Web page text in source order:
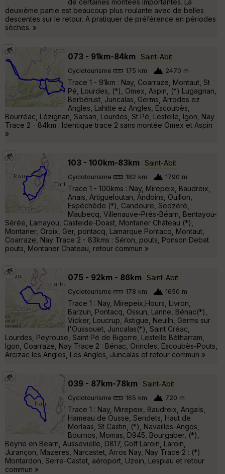
de certaines montées importantes. La
deuxième partie est beaucoup plus roulante avec de belles
descentes sur le retour. A pratiquer de préférence en périodes
sèches. »
073 - 91km-84km Saint-Abit
Cyclotourisme 175 km 2470 m
Trace 1 - 91km : Nay, Coarraze, Montaut, St
Pé, Lourdes, (*), Omex, Aspin, (*) Lugagnan,
Berbérust, Juncalas, Germs, Arrodes ez
Angles, Lahitte ez Angles, Escoubès,
Bourréac, Lézignan, Sarsan, Lourdes, St Pé, Lestelle, Igon, Nay
Trace 2 - 84km : Identique trace 2 sans montée Omex et Aspin
»
103 - 100km-83km Saint-Abit
Cyclotourisme 182 km 1790 m
Trace 1 - 100kms : Nay, Mirepeix, Baudreix,
Anais, Artigueloutan, Andoins, Ouillon,
Espéchède (*), Candoure, Sedzéré,
Maubecq, Villenauve-Prés-Béarn, Bentayou-
Sérée, Lamayou, Casteide-Doast, Montaner Château (*),
Montaner, Oroix, Ger, pontacq, Lamarque Pontacq, Montaut,
Coarraze, Nay Trace 2 - 83kms : Séron, pouts, Ponson Debat
pouts, Montaner Chateau, retour commun »
075 - 92km - 86km Saint-Abit
Cyclotourisme 178 km 1650 m
Trace 1 : Nay, Mirepeix,Hours, Livron,
Barzun, Pontacq, Ossun, Lanne, Bénac(*),
Vicker, Loucrup, Astigue, Neuilh, Germs sur
l'Oussouet, Juncalas(*), Saint Créac,
Lourdes, Peyrouse, Saint Pé de Bigorre, Lestelle Bétharram,
Igon, Coarraze, Nay Trace 2 : Bénac, Orincles, Escoubès-Pouts,
Arcizac les Angles, Les Angles, Juncalas et retour commun »
039 - 87km-78km Saint-Abit
Cyclotourisme 165 km 720 m
Trace 1 : Nay, Mirepeix, Baudreix, Angaïs,
Hameau de Ousse, Sendets, Haut de
Morlaas, St Castin, (*), Navailles-Angos,
Bournos, Momas, D945, Bourgaber, (*),
Beyrie en Bearn, Aussevielle, D817, Golf Laroin, Laroin,
Jurançon, Mazeres, Narcastet, Arros Nay, Nay Trace 2 : (*)
Montardon, Serre-Castet, aéroport, Uzein, Lespiau et retour
commun »